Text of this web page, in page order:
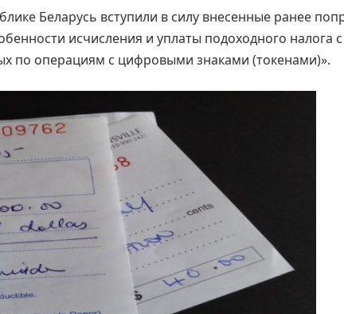
Беларусь вступили в силу внесенные ранее
исчисления и уплаты подоходного налога с
по операциям с цифровыми знаками (токенами)».